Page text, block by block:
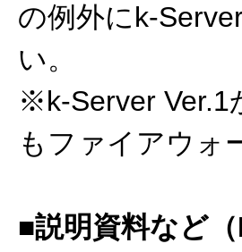
の例外にk-
い。
※k-Server Ver.1
もファイアウォ
■説明資料など